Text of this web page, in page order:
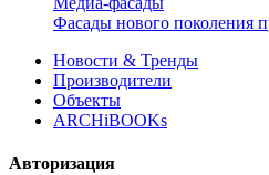
Фасады нового поколения
Новости & Тренды
Производители
Объекты
ARCHiBOOKs
Авторизация